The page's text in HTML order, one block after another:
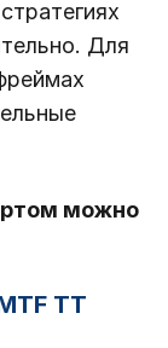
Для
можно
TT